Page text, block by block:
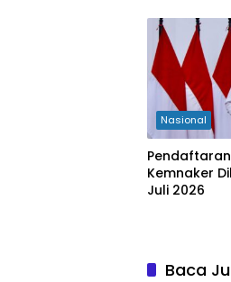
Nasional
Kemnaker
Juli 2026
Baca